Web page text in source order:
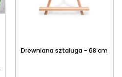
Drewniana sztaluga - 68 cm